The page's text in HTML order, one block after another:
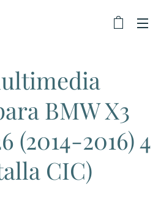
BMW X3
(2014-2016) 4
CIC)